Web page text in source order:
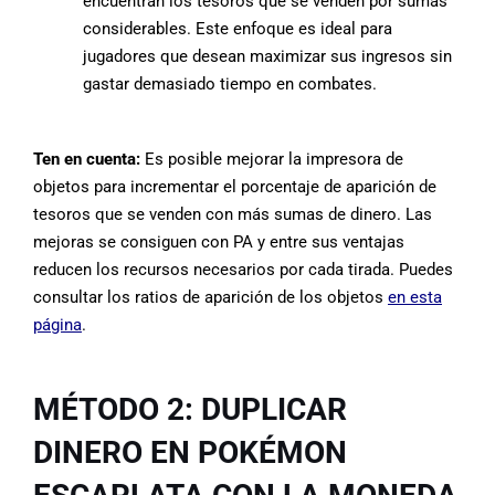
considerables. Este enfoque es ideal para
jugadores que desean maximizar sus ingresos sin
gastar demasiado tiempo en combates.
Ten en cuenta: Es posible mejorar la impresora de
objetos para incrementar el porcentaje de aparición de
tesoros que se venden con más sumas de dinero. Las
mejoras se consiguen con PA y entre sus ventajas
reducen los recursos necesarios por cada tirada. Puedes
consultar los ratios de aparición de los objetos en esta
página.
MÉTODO 2: DUPLICAR
DINERO EN POKÉMON